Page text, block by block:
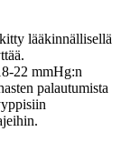
lääkinnällisellä
22 mmHg:n
palautumista